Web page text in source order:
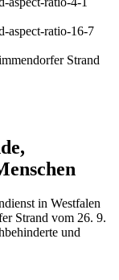
Strand
in Westfalen
Strand vom 26. 9.
und